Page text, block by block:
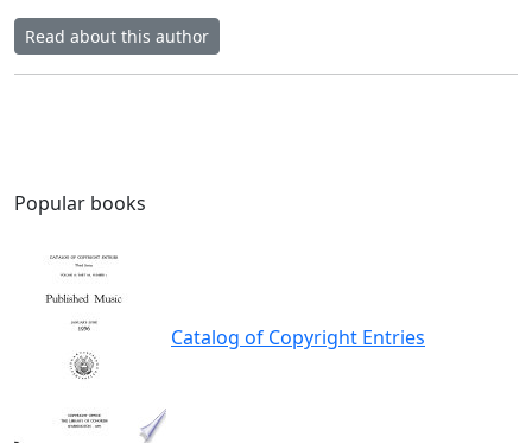
Read about this author
Popular books
Catalog of Copyright Entries